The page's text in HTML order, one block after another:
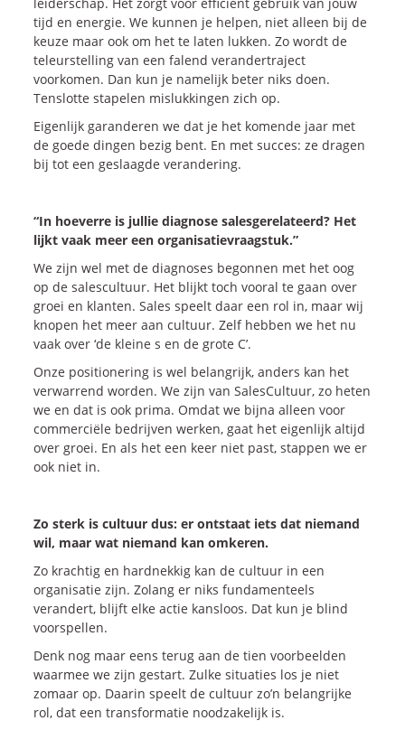
tijd en energie. We kunnen je helpen, niet alleen bij de
keuze maar ook om het te laten lukken. Zo wordt de
teleurstelling van een falend verandertraject
voorkomen. Dan kun je namelijk beter niks doen.
Tenslotte stapelen mislukkingen zich op.
Eigenlijk garanderen we dat je het komende jaar met
de goede dingen bezig bent. En met succes: ze dragen
bij tot een geslaagde verandering.
“In hoeverre is jullie diagnose salesgerelateerd? Het
lijkt vaak meer een organisatievraagstuk.”
We zijn wel met de diagnoses begonnen met het oog
op de salescultuur. Het blijkt toch vooral te gaan over
groei en klanten. Sales speelt daar een rol in, maar wij
knopen het meer aan cultuur. Zelf hebben we het nu
vaak over ‘de kleine s en de grote C’.
Onze positionering is wel belangrijk, anders kan het
verwarrend worden. We zijn van SalesCultuur, zo heten
we en dat is ook prima. Omdat we bijna alleen voor
commerciële bedrijven werken, gaat het eigenlijk altijd
over groei. En als het een keer niet past, stappen we er
ook niet in.
Zo sterk is cultuur dus: er ontstaat iets dat niemand
wil, maar wat niemand kan omkeren.
Zo krachtig en hardnekkig kan de cultuur in een
organisatie zijn. Zolang er niks fundamenteels
verandert, blijft elke actie kansloos. Dat kun je blind
voorspellen.
Denk nog maar eens terug aan de tien voorbeelden
waarmee we zijn gestart. Zulke situaties los je niet
zomaar op. Daarin speelt de cultuur zo’n belangrijke
rol, dat een transformatie noodzakelijk is.